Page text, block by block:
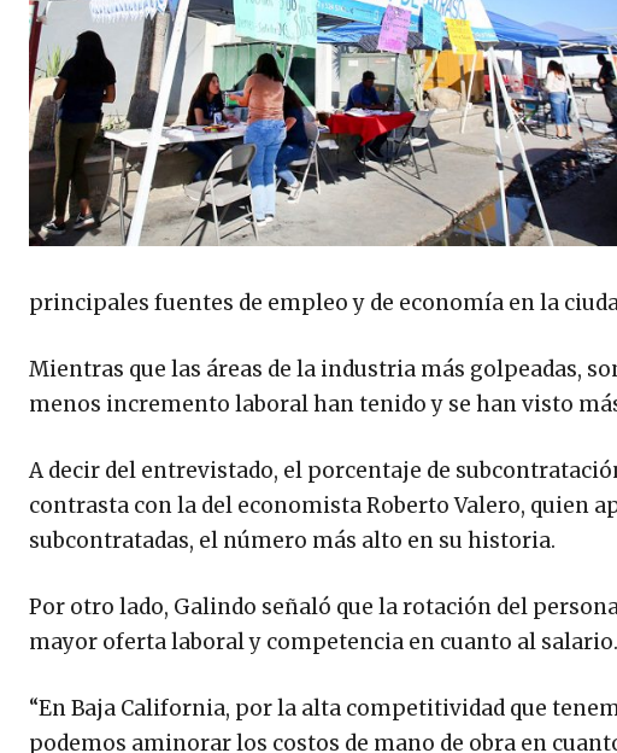
principales fuentes de empleo y de economía en la
Mientras que las áreas de la industria más golpeadas,
menos incremento laboral han tenido y se han visto
A decir del entrevistado, el porcentaje de
contrasta con la del economista Roberto Valero, quien
subcontratadas, el número más alto en su historia.
Por otro lado, Galindo señaló que la rotación del
mayor oferta laboral y competencia en cuanto al salario.
“En Baja California, por la alta competitividad que
podemos aminorar los costos de mano de obra en